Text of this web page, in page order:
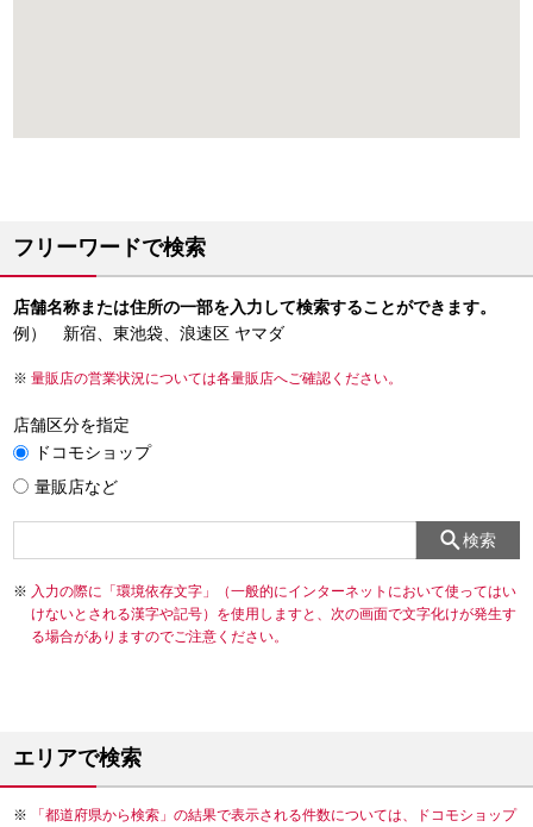
フリーワードで検索
店舗名称または住所の一部を入力して検索することができます。
例） 新宿、東池袋、浪速区 ヤマダ
量販店の営業状況については各量販店へご確認ください。
店舗区分を指定
ドコモショップ
量販店など
検索
入力の際に「環境依存文字」（一般的にインターネットにおいて使ってはい
けないとされる漢字や記号）を使用しますと、次の画面で文字化けが発生す
る場合がありますのでご注意ください。
エリアで検索
「都道府県から検索」の結果で表示される件数については、ドコモショップ